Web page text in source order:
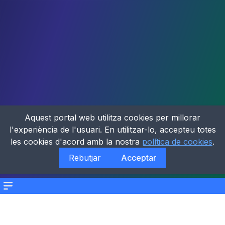
Menu
Aquest portal web utilitza cookies per millorar
l'experiència de l'usuari. En utilitzar-lo, accepteu totes
les cookies d'acord amb la nostra política de cookies.
Rebutjar
Acceptar